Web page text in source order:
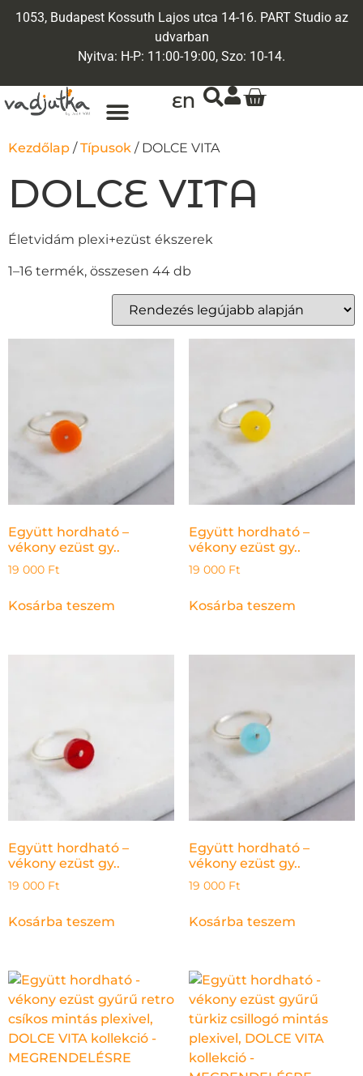
1053, Budapest Kossuth Lajos utca 14-16. PART Studio az
udvarban
Nyitva: H-P: 11:00-19:00, Szo: 10-14.
EN
Kezdőlap /Típusok / DOLCE VITA
DOLCE VITA
Életvidám plexi+ezüst ékszerek
1–16 termék, összesen 44 db
Együtt hordható –
vékony ezüst gy..
19 000 Ft
Kosárba teszem
Együtt hordható –
vékony ezüst gy..
19 000 Ft
Kosárba teszem
Együtt hordható –
vékony ezüst gy..
19 000 Ft
Kosárba teszem
Együtt hordható –
vékony ezüst gy..
19 000 Ft
Kosárba teszem